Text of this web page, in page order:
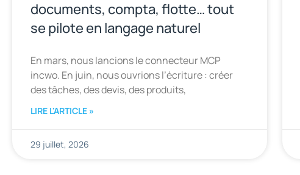
documents, compta, flotte… tout
se pilote en langage naturel
En mars, nous lancions le connecteur MCP
incwo. En juin, nous ouvrions l’écriture : créer
des tâches, des devis, des produits,
LIRE L'ARTICLE »
29 juillet, 2026